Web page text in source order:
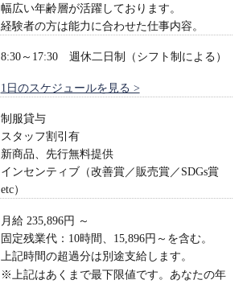
幅広い年齢層が活躍しております。
経験者の方は能力に合わせた仕事内容。
8:30～17:30 週休二日制（シフト制による）
1日のスケジュールを見る >
制服貸与
スタッフ割引有
新商品、先行無料提供
インセンティブ（改善賞／販売賞／SDGs賞
etc）
月給 235,896円 ～
固定残業代：10時間、15,896円～を含む。
上記時間の超過分は別途支給します。
※上記はあくまで最下限値です。あなたの年